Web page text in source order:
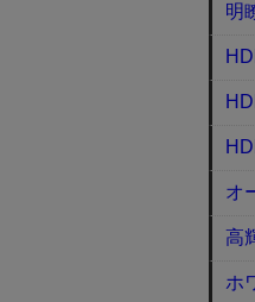
明
オ
高
ホ